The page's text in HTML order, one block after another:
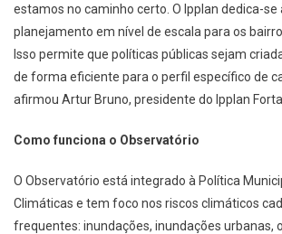
estamos no caminho certo. O Ipplan dedica-se
planejamento em nível de escala para os
Isso permite que políticas públicas sejam
de forma eficiente para o perfil específico de
afirmou Artur Bruno, presidente do Ipplan
Como funciona o Observatório
O Observatório está integrado à Política
Climáticas e tem foco nos riscos climáticos
frequentes: inundações, inundações urbanas,